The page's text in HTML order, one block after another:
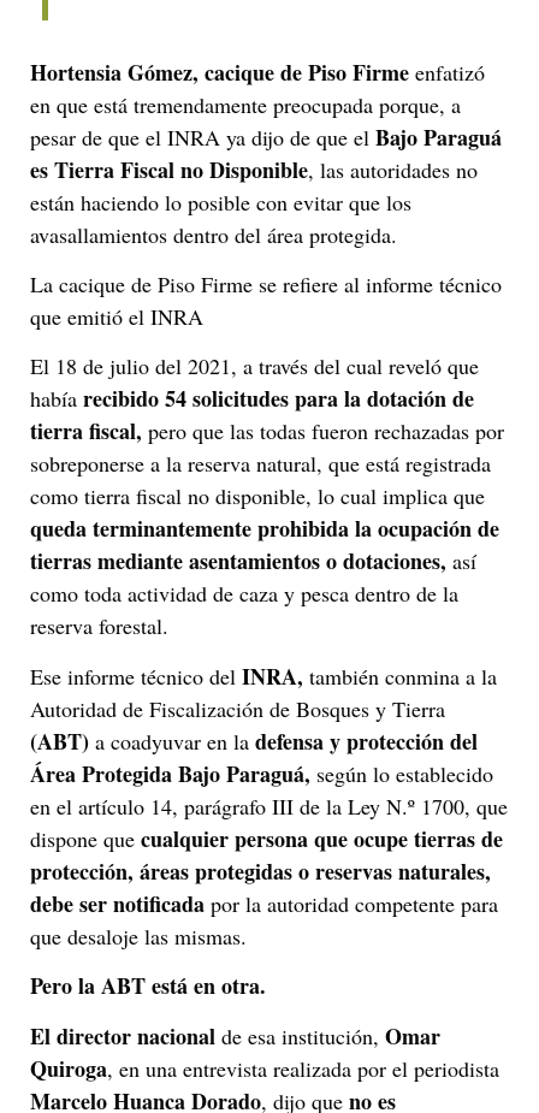
Hortensia Gómez, cacique de Piso Firme enfatizó
en que está tremendamente preocupada porque, a
pesar de que el INRA ya dijo de que el Bajo Paraguá
es Tierra Fiscal no Disponible, las autoridades no
están haciendo lo posible con evitar que los
avasallamientos dentro del área protegida.
La cacique de Piso Firme se refiere al informe técnico
que emitió el INRA
El 18 de julio del 2021, a través del cual reveló que
había recibido 54 solicitudes para la dotación de
tierra fiscal, pero que las todas fueron rechazadas por
sobreponerse a la reserva natural, que está registrada
como tierra fiscal no disponible, lo cual implica que
queda terminantemente prohibida la ocupación de
tierras mediante asentamientos o dotaciones, así
como toda actividad de caza y pesca dentro de la
reserva forestal.
Ese informe técnico del INRA, también conmina a la
Autoridad de Fiscalización de Bosques y Tierra
(ABT) a coadyuvar en la defensa y protección del
Área Protegida Bajo Paraguá, según lo establecido
en el artículo 14, parágrafo III de la Ley N.º 1700, que
dispone que cualquier persona que ocupe tierras de
protección, áreas protegidas o reservas naturales,
debe ser notificada por la autoridad competente para
que desaloje las mismas.
Pero la ABT está en otra.
El director nacional de esa institución, Omar
Quiroga, en una entrevista realizada por el periodista
Marcelo Huanca Dorado, dijo que no es